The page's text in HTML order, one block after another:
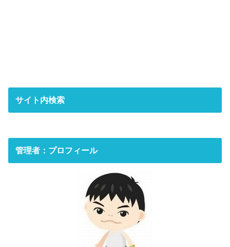
サイト内検索
管理者：プロフィール